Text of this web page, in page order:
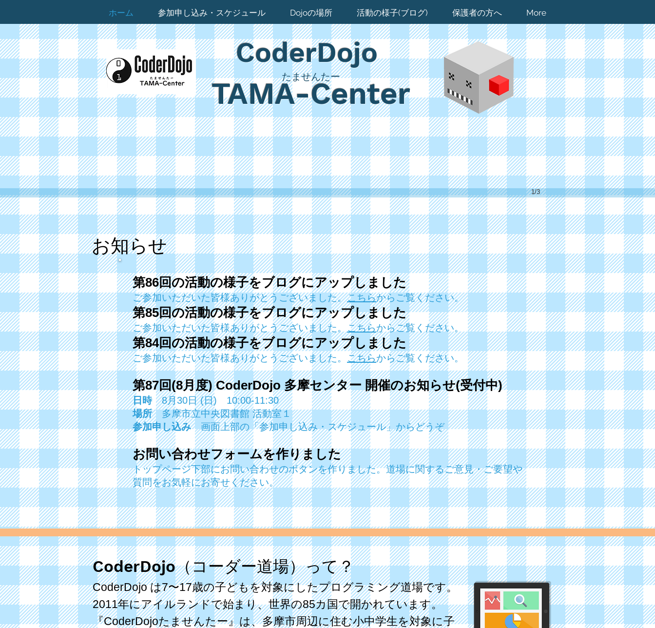
ホーム 参加申し込み・スケジュール Dojoの場所 活動の様子(ブログ) 保護者の方へ More
CoderDojo
たませんたー
TAMA-Center
1/3
​お知らせ
第86回の活動の様子をブログにアップしました
ご参加いただいた皆様ありがとうございました。こちらからご覧ください。
第85回の活動の様子をブログにアップしました
ご参加いただいた皆様ありがとうございました。 こちらからご覧ください。
第84回の活動の様子をブログにアップしました
ご参加いただいた皆様ありがとうございました。 こちらからご覧ください。
第87回(8月度)CoderDojo 多摩センター 開催のお知らせ(受付中)
日時8月30日 (日) 10:00-11:30
場所多摩市立中央図書館 活動室１
参加申し込み画面上部の「参加申し込み・スケジュール」からどうぞ
お問い合わせフォームを作りました
トップページ下部にお問い合わせのボタンを作りました。道場に関するご意見・ご要望や
質問をお気軽にお寄せください。
CoderDojo（コーダー道場）って？
CoderDojo は7〜17歳の子どもを対象にしたプログラミング道場です。
2011年にアイルランドで始まり、世界の85カ国で開かれています。
『CoderDojoたませんたー』は、多摩市周辺に住む小中学生を対象に子